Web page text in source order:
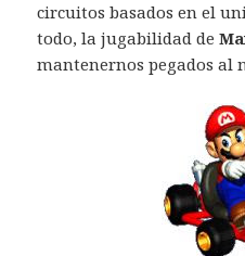
circuitos basados en el
todo, la jugabilidad de
mantenernos pegados al